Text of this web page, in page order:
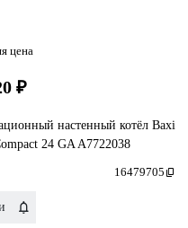
цена
₽
настенный котёл Baxi
24 GA A7722038
16479705